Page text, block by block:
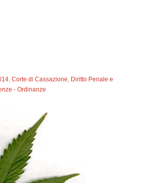
,Corte di Cassazione, Diritto Penale e
- Ordinanze